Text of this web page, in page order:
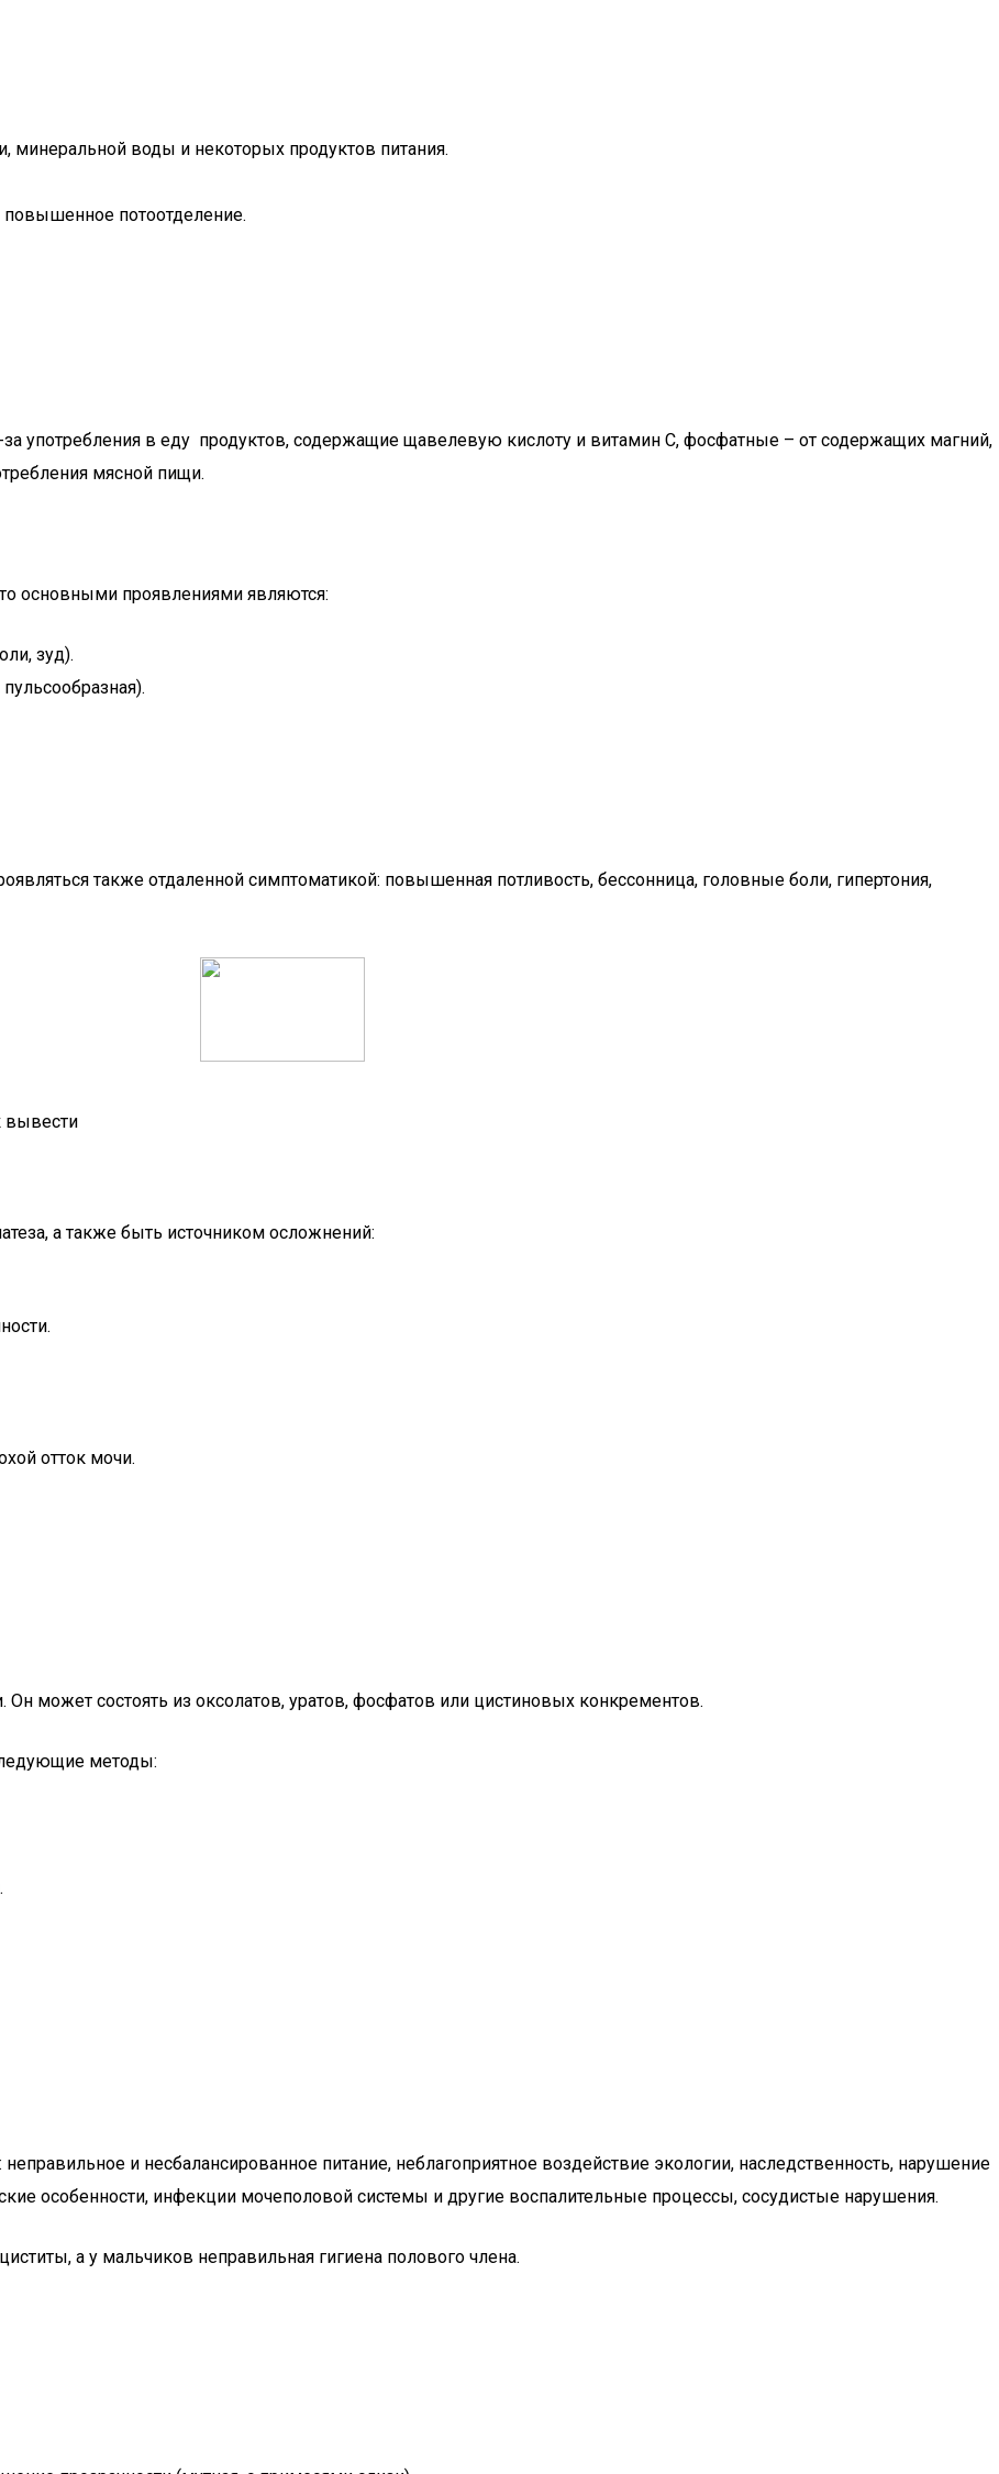
воды и некоторых продуктов питания.
повышенное потоотделение.
употребления в еду продуктов, содержащие щавелевую кислоту и витамин С, фосфатные – от содержащих магний,
мясной пищи.
основными проявлениями являются:
зуд).
также отдаленной симптоматикой: повышенная потливость, бессонница, головные боли, гипертония,
вывести
а также быть источником осложнений:
отток мочи.
Он может состоять из оксолатов, уратов, фосфатов или цистиновых конкрементов.
методы:
и несбалансированное питание, неблагоприятное воздействие экологии, наследственность, нарушение
особенности, инфекции мочеполовой системы и другие воспалительные процессы, сосудистые нарушения.
а у мальчиков неправильная гигиена полового члена.